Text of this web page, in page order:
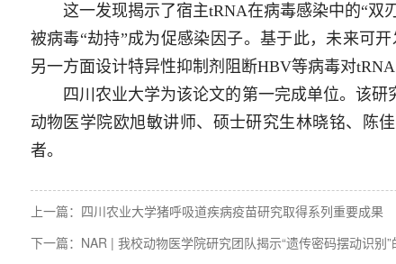
这一发现揭示了宿主tRNA在病毒感染中的“双
被病毒“劫持”成为促感染因子。基于此，未来可
另一方面设计特异性抑制剂阻断HBV等病毒对
四川农业大学为该论文的第一完成单位。该
动物医学院欧旭敏讲师、硕士研究生林晓铭、陈
者。
上一篇： 四川农业大学猪呼吸道疾病疫苗研究取得系列重要成果
下一篇： NAR | 我校动物医学院研究团队揭示“遗传密码摆动识别”